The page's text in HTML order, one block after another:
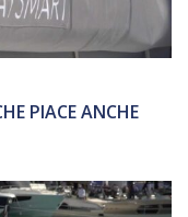
PIACE ANCHE